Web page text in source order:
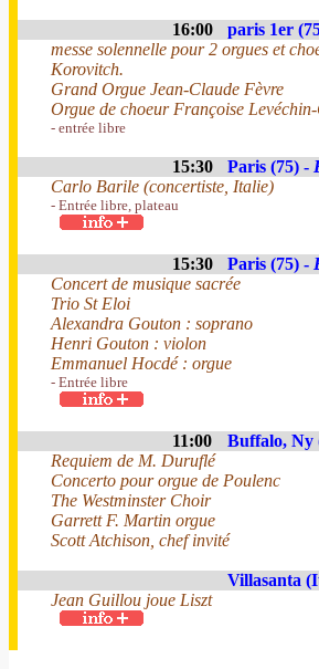
16:00 paris 1er
messe solennelle pour 2 orgues et
Korovitch.
Grand Orgue Jean-Claude Fèvre
Orgue de choeur Françoise
- entrée libre
15:30 Paris (75) -
Carlo Barile (concertiste, Italie)
- Entrée libre, plateau
15:30 Paris (75) -
Concert de musique sacrée
Trio St Eloi
Alexandra Gouton : soprano
Henri Gouton : violon
Emmanuel Hocdé : orgue
- Entrée libre
11:00 Buffalo, Ny
Requiem de M. Duruflé
Concerto pour orgue de Poulenc
The Westminster Choir
Garrett F. Martin orgue
Scott Atchison, chef invité
Villasanta
Jean Guillou joue Liszt